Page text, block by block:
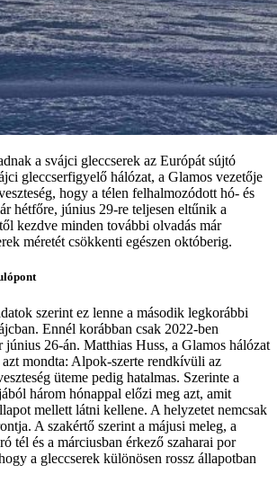
a svájci gleccserek az Európát sújtó
gleccserfigyelő hálózat, a Glamos vezetője
hogy a télen felhalmozódott hó- és
hétfőre, június 29-re teljesen eltűnik a
kezdve minden további olvadás már
méretét csökkenti egészen októberig.
szerint ez lenne a második legkorábbi
Ennél korábban csak 2022-ben
június 26-án. Matthias Huss, a Glamos hálózat
mondta: Alpok-szerte rendkívüli az
üteme pedig hatalmas. Szerinte a
három hónappal előzi meg azt, amit
mellett látni kellene. A helyzetet nemcsak
A szakértő szerint a májusi meleg, a
tél és a márciusban érkező szaharai por
a gleccserek különösen rossz állapotban